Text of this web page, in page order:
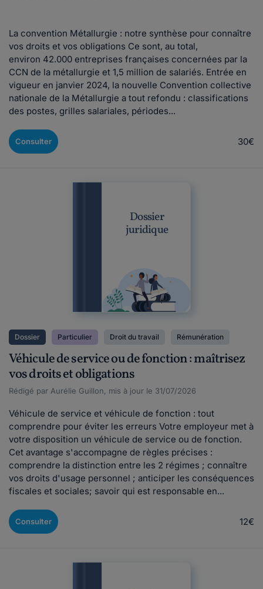
La convention Métallurgie : notre synthèse pour connaître
vos droits et vos obligations Ce sont, au total,
environ 42.000 entreprises françaises concernées par la
CCN de la métallurgie et 1,5 million de salariés. Entrée en
vigueur en janvier 2024, la nouvelle Convention collective
nationale de la Métallurgie a tout refondu : classifications
des postes, grilles salariales, périodes...
Consulter 30€
Dossier
juridique
Dossier Particulier Droit du travail Rémunération
Véhicule de service ou de fonction : maîtrisez
vos droits et obligations
Rédigé par Aurélie Guillon, mis à jour le 31/07/2026
Véhicule de service et véhicule de fonction : tout
comprendre pour éviter les erreurs Votre employeur met à
votre disposition un véhicule de service ou de fonction.
Cet avantage s'accompagne de règles précises :
comprendre la distinction entre les 2 régimes ; connaître
vos droits d'usage personnel ; anticiper les conséquences
fiscales et sociales; savoir qui est responsable en...
Consulter 12€